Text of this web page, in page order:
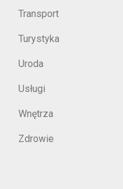
Transport
Turystyka
Uroda
Usługi
Wnętrza
Zdrowie